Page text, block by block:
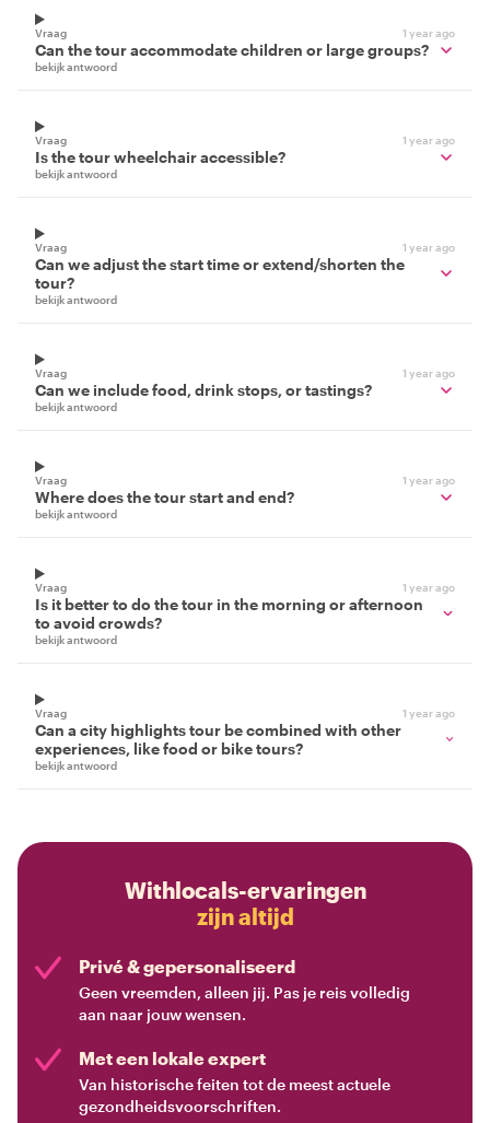
Vraag 1 year ago
Can the tour accommodate children or large groups?
bekijk antwoord
Vraag 1 year ago
Is the tour wheelchair accessible?
bekijk antwoord
Vraag 1 year ago
Can we adjust the start time or extend/shorten the
tour?
bekijk antwoord
Vraag 1 year ago
Can we include food, drink stops, or tastings?
bekijk antwoord
Vraag 1 year ago
Where does the tour start and end?
bekijk antwoord
Vraag 1 year ago
Is it better to do the tour in the morning or afternoon
to avoid crowds?
bekijk antwoord
Vraag 1 year ago
Can a city highlights tour be combined with other
experiences, like food or bike tours?
bekijk antwoord
Withlocals-ervaringen
zijn altijd
Privé & gepersonaliseerd
Geen vreemden, alleen jij. Pas je reis volledig
aan naar jouw wensen.
Met een lokale expert
Van historische feiten tot de meest actuele
gezondheidsvoorschriften.